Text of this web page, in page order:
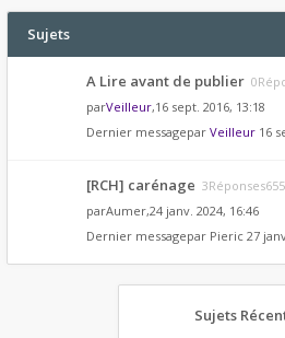
Sujets
A Lire avant de publier
parVeilleur,16 sept. 2016, 13:18
Dernier messagepar Veilleur 16
[RCH] carénage
parAumer,24 janv. 2024, 16:46
Dernier messagepar Pieric 27
Sujets